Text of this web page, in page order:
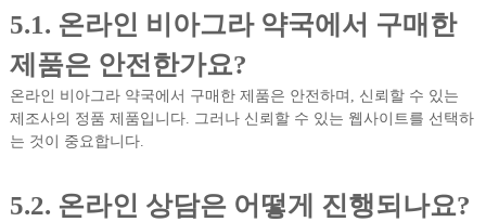
5.1. 온라인 비아그라 약국에서 구매한
제품은 안전한가요?
온라인 비아그라 약국에서 구매한 제품은 안전하며, 신뢰할 수 있는
제조사의 정품 제품입니다. 그러나 신뢰할 수 있는 웹사이트를 선택하
는 것이 중요합니다.
5.2. 온라인 상담은 어떻게 진행되나요?